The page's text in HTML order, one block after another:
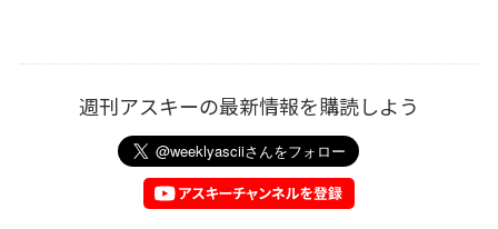
週刊アスキーの最新情報を購読しよう